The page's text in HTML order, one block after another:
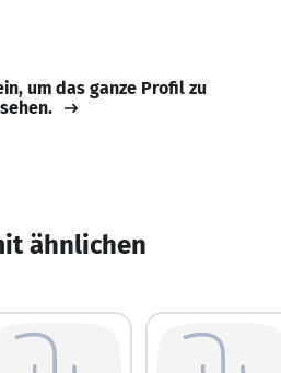
um das ganze Profil zu
sehen.
ähnlichen